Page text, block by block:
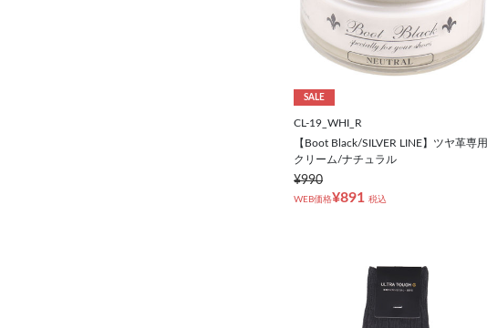
SALE
CL-19_WHI_R
【Boot Black/SILVER LINE】ツヤ革専用
クリーム/ナチュラル
¥990
WEB価格¥891 税込